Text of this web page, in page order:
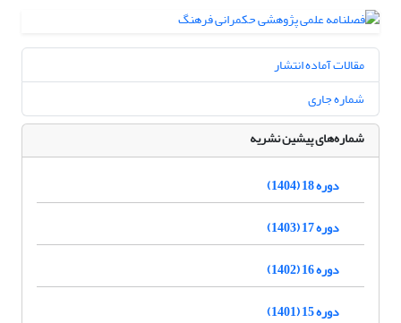
مقالات آماده انتشار
شماره جاری
شماره‌های پیشین نشریه
دوره 18 (1404)
دوره 17 (1403)
دوره 16 (1402)
دوره 15 (1401)